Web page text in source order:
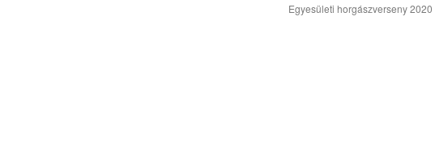
Egyesületi horgászverseny 2020